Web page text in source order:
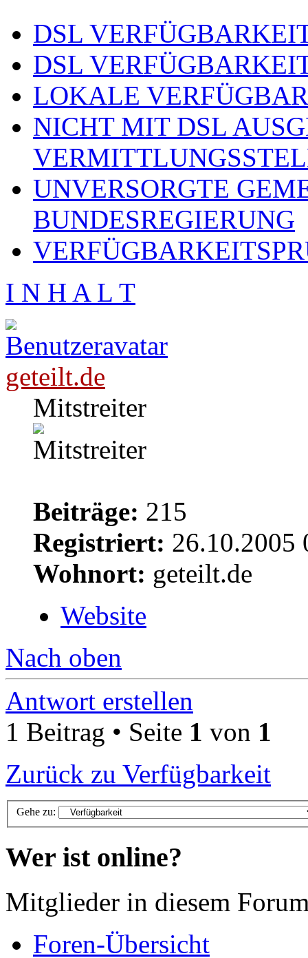
DSL
DSL
LOKALE
NICHT MIT DSL
UNVERSORGTE
BUNDESREGIERUNG
I N H A L T
geteilt.de
Mitstreiter
Beiträge: 215
Registriert: 26.10.2005
Wohnort: geteilt.de
Website
Nach oben
Antwort erstellen
1 Beitrag • Seite 1 von 1
Zurück zu Verfügbarkeit
Gehe zu:
Wer ist online?
Mitglieder in diesem
Foren-Übersicht